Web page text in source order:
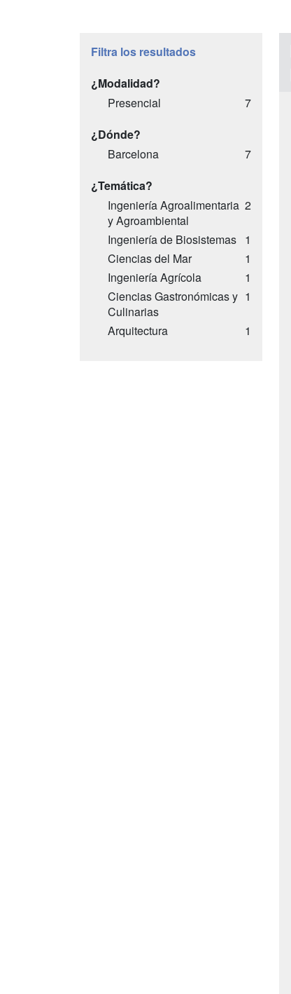
Filtra los resultados
¿Modalidad?
Presencial
7
¿Dónde?
Barcelona
7
¿Temática?
Ingeniería Agroalimentaria
y Agroambiental
2
Ingeniería de Biosistemas 1
Ciencias del Mar
1
Ingeniería Agrícola
1
Ciencias Gastronómicas y
Culinarias
1
Arquitectura 1